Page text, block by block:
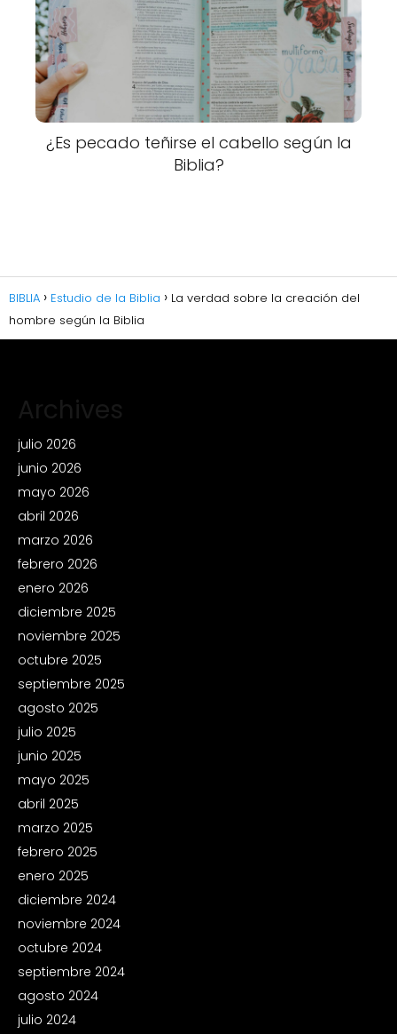
¿Es pecado teñirse el cabello según la
Biblia?
BIBLIA Estudio de la Biblia
La verdad sobre la creación del
hombre según la Biblia
Archives
julio 2026
junio 2026
mayo 2026
abril 2026
marzo 2026
febrero 2026
enero 2026
diciembre 2025
noviembre 2025
octubre 2025
septiembre 2025
agosto 2025
julio 2025
junio 2025
mayo 2025
abril 2025
marzo 2025
febrero 2025
enero 2025
diciembre 2024
noviembre 2024
octubre 2024
septiembre 2024
agosto 2024
julio 2024